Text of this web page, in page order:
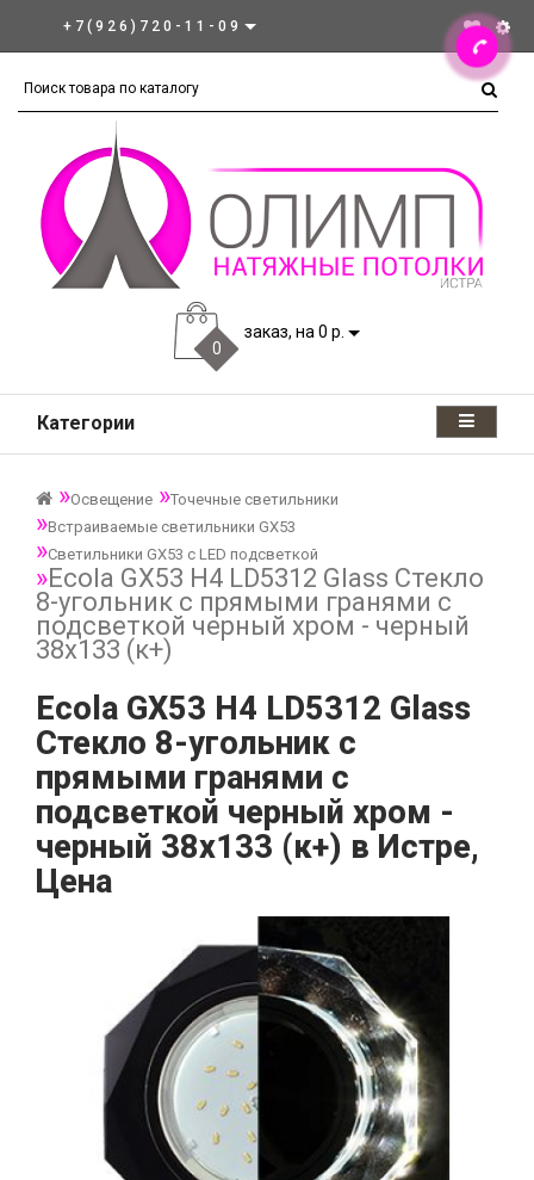
+7(926)720-11-09
0
заказ, на 0 р.
Категории
Освещение
Точечные светильники
Встраиваемые светильники GX53
Светильники GX53 с LED подсветкой
Ecola GX53 H4 LD5312 Glass Стекло
8-угольник с прямыми гранями с
подсветкой черный хром - черный
38x133 (к+)
Ecola GX53 H4 LD5312 Glass
Стекло 8-угольник с
прямыми гранями с
подсветкой черный хром -
черный 38x133 (к+) в Истре,
Цена